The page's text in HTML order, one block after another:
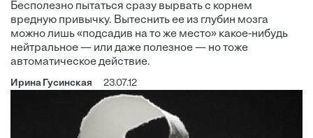
Бесполезно пытаться сразу вырвать с корнем
вредную привычку. Вытеснить ее из глубин мозга
можно лишь «подсадив на то же место» какое-нибудь
нейтральное — или даже полезное — но тоже
автоматическое действие.
Ирина Гусинская 23.07.12